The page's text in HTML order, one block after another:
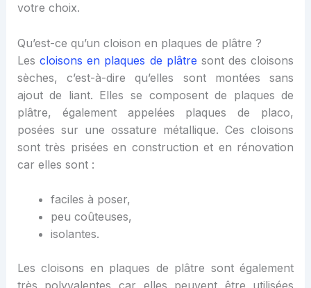
votre choix.
Qu’est-ce qu’un cloison en plaques de plâtre ?
Les cloisons en plaques de plâtre sont des cloisons
sèches, c’est-à-dire qu’elles sont montées sans
ajout de liant. Elles se composent de plaques de
plâtre, également appelées plaques de placo,
posées sur une ossature métallique. Ces cloisons
sont très prisées en construction et en rénovation
car elles sont :
faciles à poser,
peu coûteuses,
isolantes.
Les cloisons en plaques de plâtre sont également